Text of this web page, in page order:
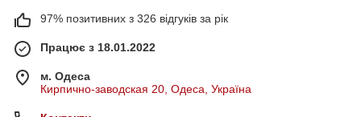
97% позитивних з 326 відгуків за рік
Працює з 18.01.2022
м. Одеса
Кирпично-заводская 20, Одеса, Україна